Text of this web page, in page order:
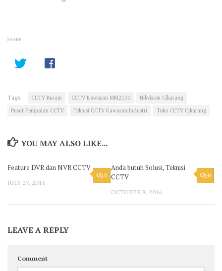
SHARE
Tags: CCTV Buram CCTV Kawasan MM2100
Hikvision Cikarang
Pusat Penjualan CCTV
Teknisi CCTV Kawasan Industri Toko CCTV Cikarang
YOU MAY ALSO LIKE...
0
Feature DVR dan NVR CCTV
JULY 27, 2016
0
Anda butuh Solusi, Teknisi
CCTV
OCTOBER 8, 2016
LEAVE A REPLY
Comment